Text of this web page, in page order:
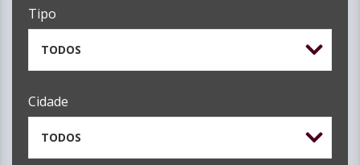
Tipo
TODOS
Cidade
TODOS